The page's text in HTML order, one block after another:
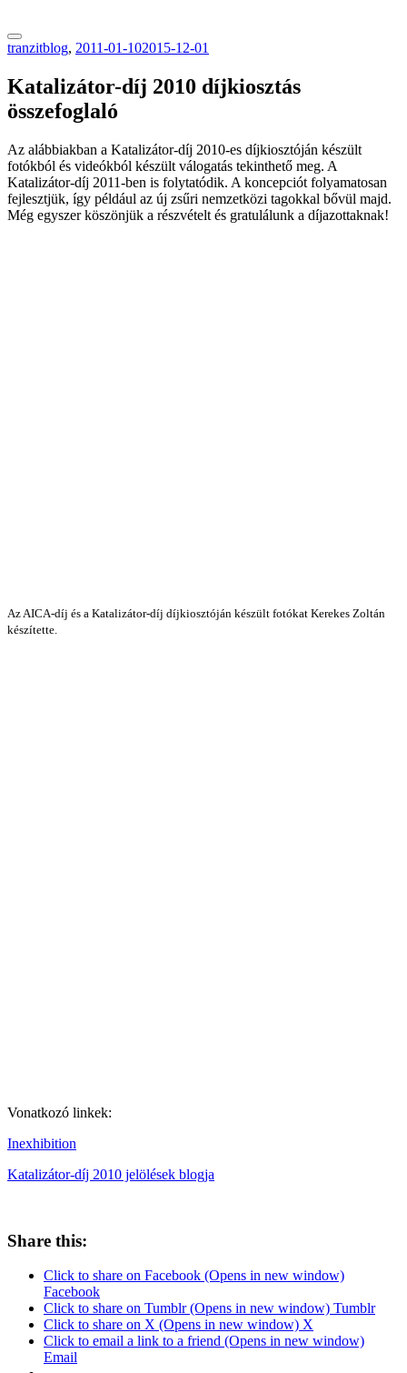
tranzitblog, 2011-01-102015-12-01
Katalizátor-díj 2010 díjkiosztás
összefoglaló
Az alábbiakban a Katalizátor-díj 2010-es díjkiosztóján készült
fotókból és videókból készült válogatás tekinthető meg. A
Katalizátor-díj 2011-ben is folytatódik. A koncepciót folyamatosan
fejlesztjük, így például az új zsűri nemzetközi tagokkal bővül majd.
Még egyszer köszönjük a részvételt és gratulálunk a díjazottaknak!
Az AICA-díj és a Katalizátor-díj díjkiosztóján készült fotókat Kerekes Zoltán
készítette.
Vonatkozó linkek:
Inexhibition
Katalizátor-díj 2010 jelölések blogja
Share this:
Click to share on Facebook (Opens in new window)
Facebook
Click to share on Tumblr (Opens in new window) Tumblr
Click to share on X (Opens in new window) X
Click to email a link to a friend (Opens in new window)
Email